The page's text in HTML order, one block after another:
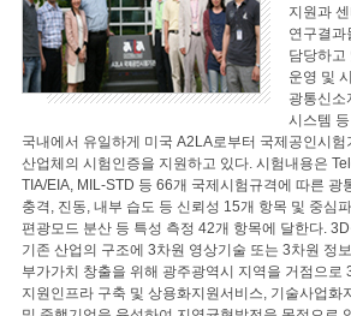
지원과
연구결과
담당하고
운영 및
광통신소
시스템
국내에서 유일하게 미국 A2LA로부터 국제공인시험
산업체의 시험인증을 지원하고 있다. 시험내용은
TIA/EIA, MIL-STD 등 66개 국제시험규격에 따른 광
충격, 진동, 내부 습도 등 신뢰성 15개 항목 및 중심
편광모드 분산 등 특성 측정 42개 항목에 달한다.
기존 산업의 구조에 3차원 영상기술 또는 3차원 정
부가가치 창출을 위해 광주광역시 지역을 거점으로
지원인프라 구축 및 상용화지원서비스, 기술사업화